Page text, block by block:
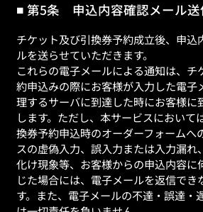
第5条 申込内容確認メール送
チケット及び引換券予約成立後、申込
ルを送らせていただきます。
これらの電子メールによる通知は、チ
約申込みの際にお客様が入力した電子
理するサーバに到達した時にお客様に
します。ただし、本サービスにおいて
換券予約申込時のオーダーフォームへ
スの虚偽入力、誤入力または入力漏れ
化け現象等、お客様からの申込内容に
じた場合には、電子メールを返信でき
す。また、電子メールの不達・誤達・